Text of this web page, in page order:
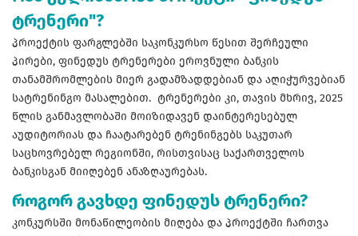
ტრენერი"?
პროექტის ფარგლებში საკონკურსო წესით შერჩეული
პირები, ფინედუს ტრენერები ეროვნული ბანკის
თანამშრომლების მიერ გადამზადდებიან და აღიჭურვებიან
სატრენინგო მასალებით. ტრენერები კი, თავის მხრივ, 2025
წლის განმავლობაში მოიზიდავენ დაინტერესებულ
აუდიტორიას და ჩაატარებენ ტრენინგებს საკუთარ
საცხოვრებელ რეგიონში, რისთვისაც საქართველოს
ბანკისგან მიიღებენ ანაზღაურებას.
როგორ გავხდე ფინედუს ტრენერი?
კონკურსში მონაწილეობის მიღება და პროექტში ჩართვა